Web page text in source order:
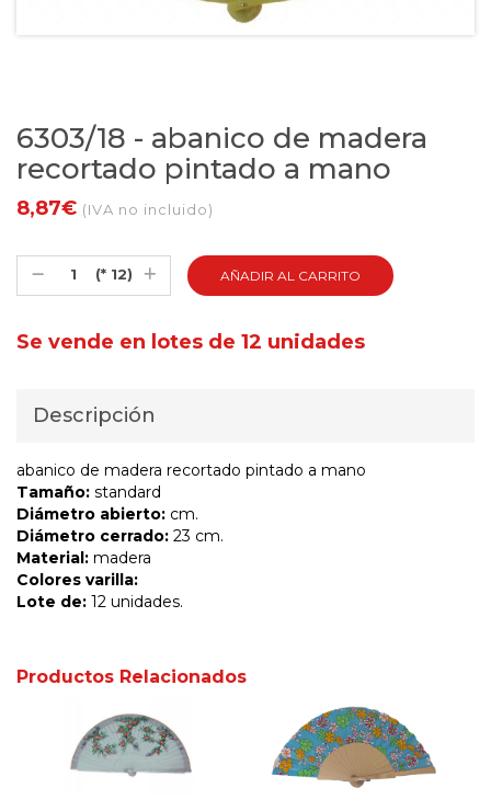
6303/18 - abanico de madera
recortado pintado a mano
8,87€ (IVA no incluido)
(* 12)
Se vende en lotes de 12 unidades
Descripción
abanico de madera recortado pintado a mano
Tamaño: standard
Diámetro abierto: cm.
Diámetro cerrado: 23 cm.
Material: madera
Colores varilla:
Lote de: 12 unidades.
Productos Relacionados